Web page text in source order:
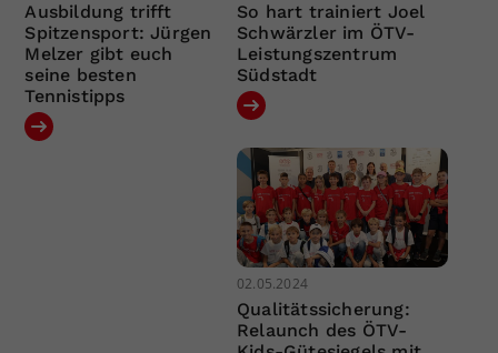
Ausbildung trifft
Spitzensport: Jürgen
Melzer gibt euch
seine besten
Tennistipps
So hart trainiert Joel
Schwärzler im ÖTV-
Leistungszentrum
Südstadt
02.05.2024
Qualitätssicherung:
Relaunch des ÖTV-